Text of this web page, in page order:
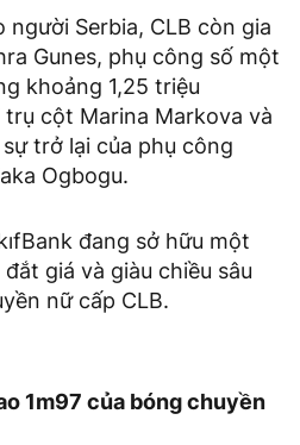
người Serbia, CLB còn gia
Gunes, phụ công số một
khoảng 1,25 triệu
trụ cột Marina Markova và
trở lại của phụ công
Ogbogu.
đang sở hữu một
giá và giàu chiều sâu
nữ cấp CLB.
1m97 của bóng chuyền